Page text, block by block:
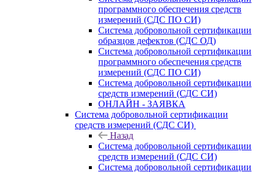
программного обеспечения средств
измерений (СДС ПО СИ)
Система добровольной сертификации
образцов дефектов (СДС ОД)
Система добровольной сертификации
программного обеспечения средств
измерений (СДС ПО СИ)
Система добровольной сертификации
средств измерений (СДС СИ)
ОНЛАЙН - ЗАЯВКА
Система добровольной сертификации
средств измерений (СДС СИ)
Назад
Система добровольной сертификации
средств измерений (СДС СИ)
Система добровольной сертификации